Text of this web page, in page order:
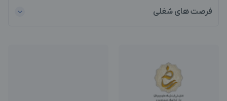
فرصت های شغلی